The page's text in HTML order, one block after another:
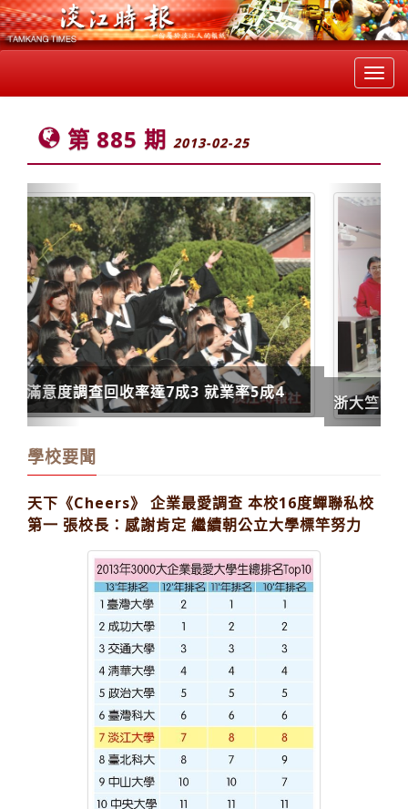
第 885 期 2013-02-25
浙大竺可楨學院來訪 拔尖學生交流
Previous Next
學校要聞
天下《Cheers》 企業最愛調查 本校16度蟬聯私校
第一 張校長：感謝肯定 繼續朝公立大學標竿努力